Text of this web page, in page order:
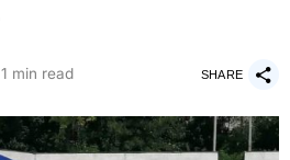
1 min read SHARE